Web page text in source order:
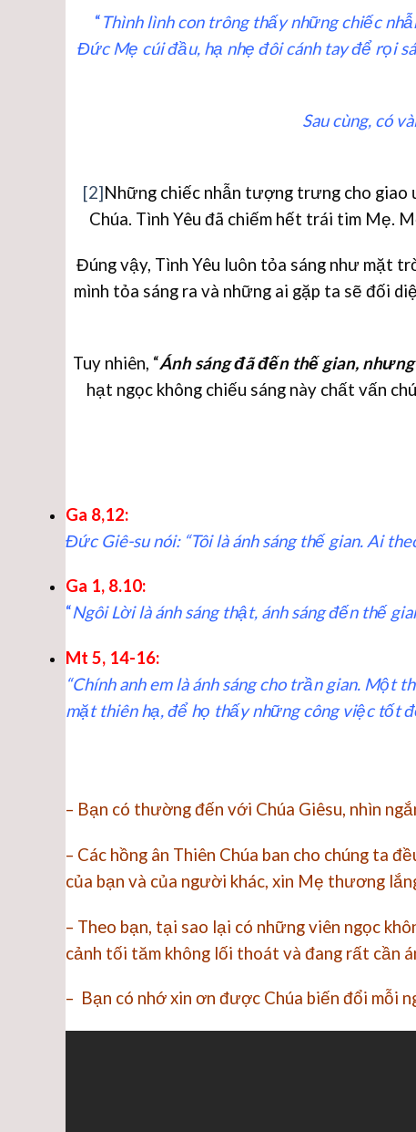
“Thình lình con trông thấy những chiếc
Đức Mẹ cúi đầu, hạ nhẹ đôi cánh tay để rọi
Sau cùng, có
[2]Những chiếc nhẫn tượng trưng cho
Chúa. Tình Yêu đã chiếm hết trái tim Mẹ.
Đúng vậy, Tình Yêu luôn tỏa sáng như mặt
mình tỏa sáng ra và những ai gặp ta sẽ đối
Tuy nhiên, “Ánh sáng đã đến thế gian,
hạt ngọc không chiếu sáng này chất vấn
Ga 8,12:
Đức Giê-su nói: “Tôi là ánh sáng thế gian. Ai
Ga 1, 8.10:
“Ngôi Lời là ánh sáng thật, ánh sáng đến thế
Mt 5, 14-16:
“Chính anh em là ánh sáng cho trần gian. Một
mặt thiên hạ, để họ thấy những công việc tốt
– Bạn có thường đến với Chúa Giêsu, nhìn
– Các hồng ân Thiên Chúa ban cho chúng ta
của bạn và của người khác, xin Mẹ thương
– Theo bạn, tại sao lại có những viên ngọc
cảnh tối tăm không lối thoát và đang rất cần
– Bạn có nhớ xin ơn được Chúa biến đổi mỗi